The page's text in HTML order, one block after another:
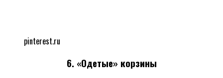
pinterest.ru
6. «Одетые» корзины